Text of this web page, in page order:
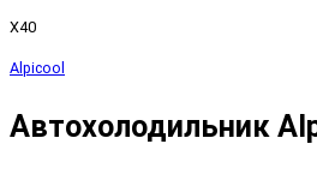
X40
Alpicool
Автохолодильник